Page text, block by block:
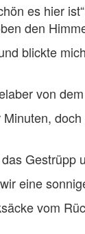
es hier
den
blickte
von
Gestrüpp
eine
vom